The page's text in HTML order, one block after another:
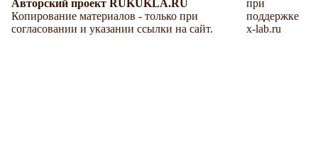
Авторский проект RUKUKLA.RU
Копирование материалов - только при
согласовании и указании ссылки на сайт.
при
поддержке
x-lab.ru